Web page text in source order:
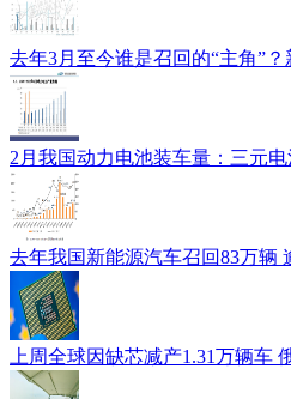
去年3月至今谁是召回的“主角”？
2月我国动力电池装车量：三元
去年我国新能源汽车召回83万辆
上周全球因缺芯减产1.31万辆车